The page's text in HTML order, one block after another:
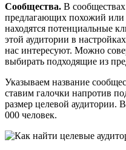
Сообщества. В
предлагающих похожий или
находятся потенциальные
этой аудитории в
нас интересуют. Можно
выбирать подходящие из
Указываем название
ставим галочки напротив
размер целевой аудитории.
000 человек.